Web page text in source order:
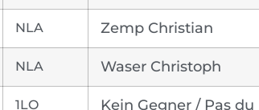
NLA Zemp Christian
NLA Waser Christoph
1LO Kein Gegner / Pas